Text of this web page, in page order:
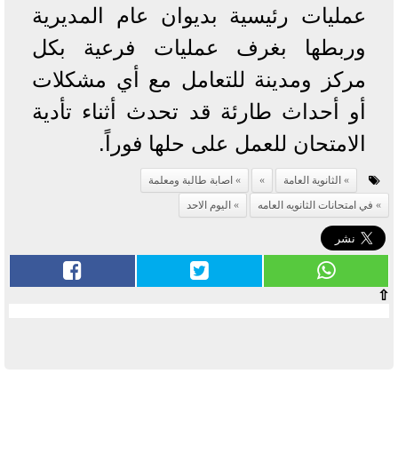
عمليات رئيسية بديوان عام المديرية
وربطها بغرف عمليات فرعية بكل
مركز ومدينة للتعامل مع أي مشكلات
أو أحداث طارئة قد تحدث أثناء تأدية
الامتحان للعمل على حلها فوراً.
الثانوية العامة
اصابة طالبة ومعلمة
في امتحانات الثانويه العامه
اليوم الاحد
⇧